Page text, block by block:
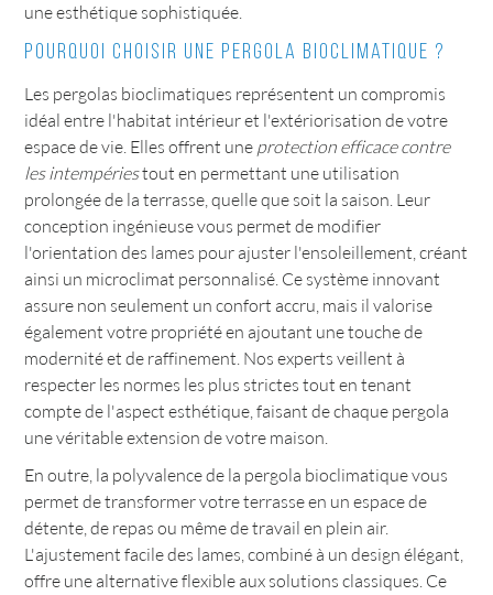
une esthétique sophistiquée.
Pourquoi choisir une pergola bioclimatique ?
Les pergolas bioclimatiques représentent un compromis
idéal entre l'habitat intérieur et l'extériorisation de votre
espace de vie. Elles offrent une protection efficace contre
les intempériestout en permettant une utilisation
prolongée de la terrasse, quelle que soit la saison. Leur
conception ingénieuse vous permet de modifier
l'orientation des lames pour ajuster l'ensoleillement, créant
ainsi un microclimat personnalisé. Ce système innovant
assure non seulement un confort accru, mais il valorise
également votre propriété en ajoutant une touche de
modernité et de raffinement. Nos experts veillent à
respecter les normes les plus strictes tout en tenant
compte de l'aspect esthétique, faisant de chaque pergola
une véritable extension de votre maison.
En outre, la polyvalence de la pergola bioclimatique vous
permet de transformer votre terrasse en un espace de
détente, de repas ou même de travail en plein air.
L'ajustement facile des lames, combiné à un design élégant,
offre une alternative flexible aux solutions classiques. Ce